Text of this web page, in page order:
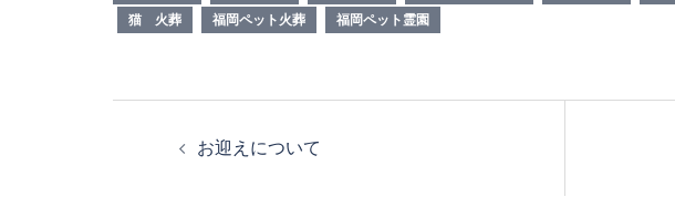
猫 火葬
福岡ペット火葬 福岡ペット霊園
お迎えについて